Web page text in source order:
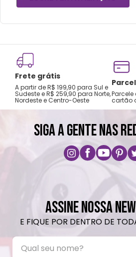
mochilas.
Lavar com água, esponja
Não recomendado colocar
Não vai á lava-louças,
ondas.
Não utilizar produtos
Frete grátis
A partir de R$ 199,90 para Sul e
Sudeste e R$ 259,90 para Norte,
Nordeste e Centro-Oeste
Parcele
cartão
SIGA A GENTE NAS
ASSINE NOSSA
E FIQUE POR DENTRO DE